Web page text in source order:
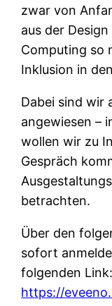
zwar von
aus der
Computing so
Inklusion in
Dabei sind wir
angewiesen –
wollen wir zu
Gespräch
betrachten.
Über den
sofort
folgenden Link:
https://